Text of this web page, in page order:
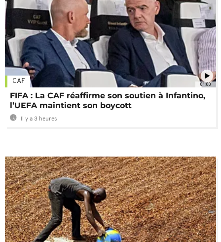
01:00
CAF
FIFA : La CAF réaffirme son soutien à Infantino,
l’UEFA maintient son boycott
Il y a 3 heures